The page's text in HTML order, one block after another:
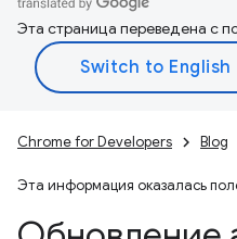
Эта страница переведена с
Chrome for Developers Blog
Эта информация оказалась